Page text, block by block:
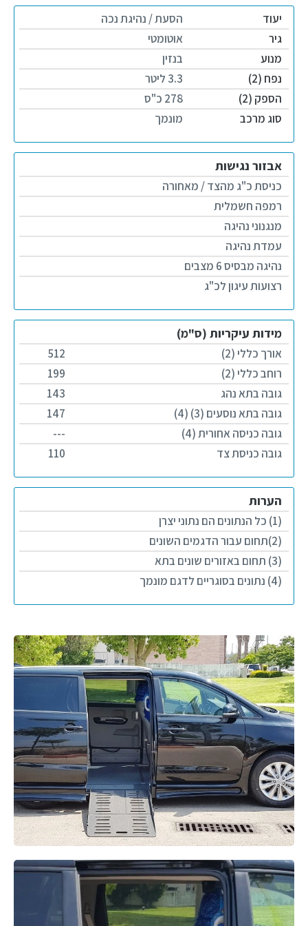
יעוד
הסעת / נהיגת נכה
גיר
אוטומטי
מנוע
בנזין
נפח (2)
3.3 ליטר
הספק (2)
278 כ"ס
סוג מרכב
מונמך
אבזור נגישות
כניסת כ"ג מהצד / מאחורה
רמפה חשמלית
מנגנוני נהיגה
עמדת נהיגה
נהיגה מבסיס 6 מצבים
רצועות עיגון לכ"ג
מידות עיקריות (ס"מ)
אורך כללי (2)
512
רוחב כללי (2)
199
גובה בתא נהג
143
גובה בתא נוסעים (3) (4)
147
גובה כניסה אחורית (4)
---
גובה כניסת צד
110
הערות
(1) כל הנתונים הם נתוני יצרן
(2)תחום עבור הדגמים השונים
(3) תחום באזורים שונים בתא
(4) נתונים בסוגריים לדגם מונמך